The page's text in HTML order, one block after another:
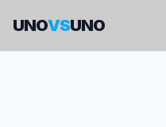
UNOVSUNO